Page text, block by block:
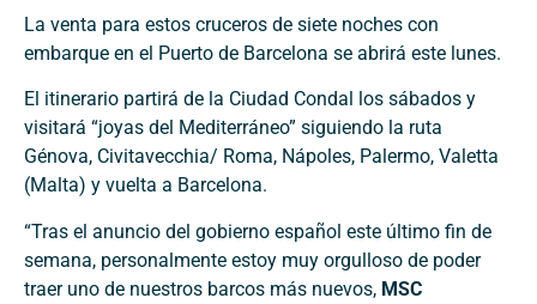
La venta para estos cruceros de siete noches con
embarque en el Puerto de Barcelona se abrirá este lunes.
El itinerario partirá de la Ciudad Condal los sábados y
visitará “joyas del Mediterráneo” siguiendo la ruta
Génova, Civitavecchia/ Roma, Nápoles, Palermo, Valetta
(Malta) y vuelta a Barcelona.
“Tras el anuncio del gobierno español este último fin de
semana, personalmente estoy muy orgulloso de poder
traer uno de nuestros barcos más nuevos, MSC